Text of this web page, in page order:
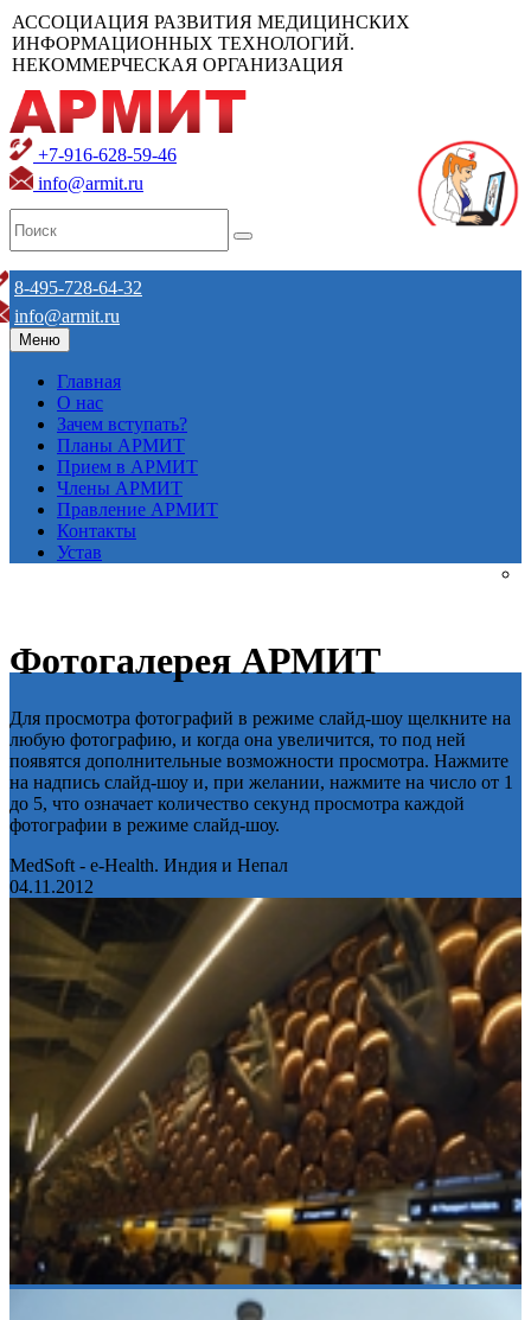
АССОЦИАЦИЯ РАЗВИТИЯ МЕДИЦИНСКИХ
ИНФОРМАЦИОННЫХ ТЕХНОЛОГИЙ.
НЕКОММЕРЧЕСКАЯ ОРГАНИЗАЦИЯ
+7-916-628-59-46
info@armit.ru
8-495-728-64-32
info@armit.ru
Меню
Главная
О нас
Зачем вступать?
Планы АРМИТ
Прием в АРМИТ
Члены АРМИТ
Правление АРМИТ
Контакты
Устав
Фотогалерея АРМИТ
Для просмотра фотографий в режиме слайд-шоу щелкните на
любую фотографию, и когда она увеличится, то под ней
появятся дополнительные возможности просмотра. Нажмите
на надпись слайд-шоу и, при желании, нажмите на число от 1
до 5, что означает количество секунд просмотра каждой
фотографии в режиме слайд-шоу.
MedSoft - e-Health. Индия и Непал
04.11.2012